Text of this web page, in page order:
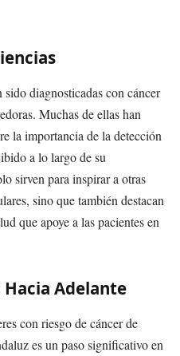
diagnosticadas con cáncer
Muchas de ellas han
la importancia de la detección
a lo largo de su
sirven para inspirar a otras
sino que también destacan
que apoye a las pacientes en
Hacia Adelante
con riesgo de cáncer de
es un paso significativo en